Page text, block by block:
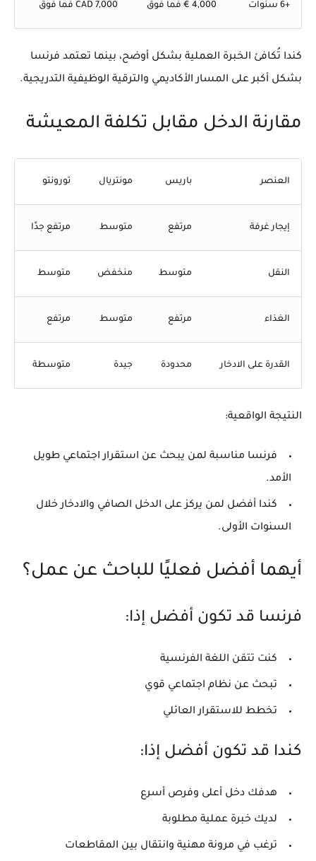
+6 سنوات 4,000 € فما فوق 7,000 CAD فما فوق
كندا تُكافئ الخبرة العملية بشكل أوضح، بينما تعتمد فرنسا
بشكل أكبر على المسار الأكاديمي والترقية الوظيفية التدريجية.
مقارنة الدخل مقابل تكلفة المعيشة
العنصر باريس مونتريال تورونتو
إيجار غرفة مرتفع متوسط مرتفع جدًا
النقل متوسط منخفض متوسط
الغذاء مرتفع متوسط مرتفع
القدرة على الادخار محدودة جيدة متوسطة
النتيجة الواقعية:
فرنسا مناسبة لمن يبحث عن استقرار اجتماعي طويل
الأمد.
كندا أفضل لمن يركز على الدخل الصافي والادخار خلال
السنوات الأولى.
أيهما أفضل فعليًا للباحث عن عمل؟
فرنسا قد تكون أفضل إذا:
كنت تتقن اللغة الفرنسية
تبحث عن نظام اجتماعي قوي
تخطط للاستقرار العائلي
كندا قد تكون أفضل إذا:
هدفك دخل أعلى وفرص أسرع
لديك خبرة عملية مطلوبة
ترغب في مرونة مهنية وانتقال بين المقاطعات